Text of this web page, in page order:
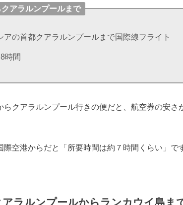
アラルンプールまで
アの首都クアラルンプールまで国際線フライト
時間
らクアラルンプール行きの便だと、航空券の安さ
際空港からだと「所要時間は約７時間くらい」で